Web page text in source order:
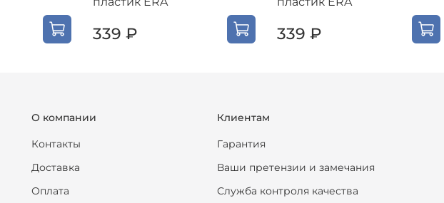
339 ₽ 339 ₽
О компании
Контакты
Доставка
Оплата
Клиентам
Гарантия
Ваши претензии и замечания
Служба контроля качества